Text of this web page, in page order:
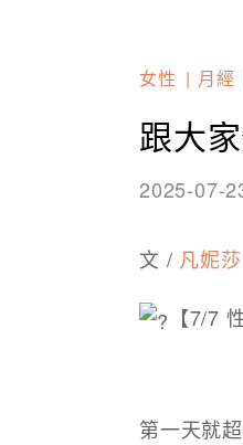
女性 月經
跟大
2025-07-
文 / 凡妮莎
【7/7
第一天就